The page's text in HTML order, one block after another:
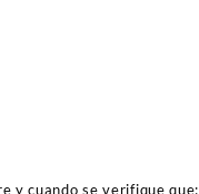
y cuando se verifique que: